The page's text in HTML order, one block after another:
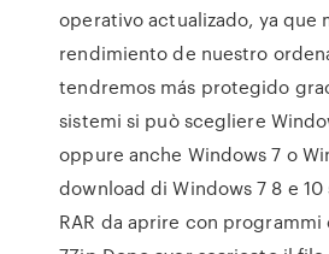
operativo actualizado, ya que
rendimiento de nuestro
tendremos más protegido
sistemi si può scegliere
oppure anche Windows 7 o
download di Windows 7 8 e
RAR da aprire con programmi